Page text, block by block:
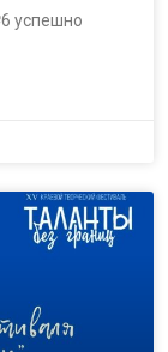
успешно